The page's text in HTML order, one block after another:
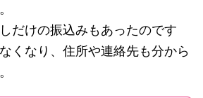
だけの振込みもあったのです
くなり、住所や連絡先も分から